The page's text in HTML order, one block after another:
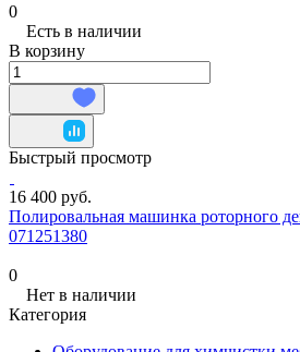
0
Есть в наличии
В корзину
Быстрый просмотр
16 400 руб.
Полировальная машинка роторного
071251380
0
Нет в наличии
Категория